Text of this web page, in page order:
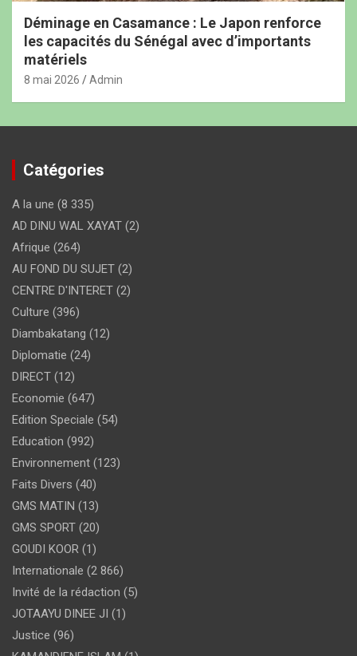
Déminage en Casamance : Le Japon renforce
les capacités du Sénégal avec d’importants
matériels
8 mai 2026 Admin
Catégories
A la une (8 335)
AD DINU WAL XAYAT (2)
Afrique (264)
AU FOND DU SUJET (2)
CENTRE D'INTERET (2)
Culture (396)
Diambakatang (12)
Diplomatie (24)
DIRECT (12)
Economie (647)
Edition Speciale (54)
Education (992)
Environnement (123)
Faits Divers (40)
GMS MATIN (13)
GMS SPORT (20)
GOUDI KOOR (1)
Internationale (2 866)
Invité de la rédaction (5)
JOTAAYU DINEE JI (1)
Justice (96)